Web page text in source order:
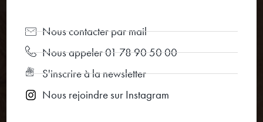
Nous contacter par mail
Nous appeler 01 78 90 50 00
S'inscrire à la newsletter
Nous rejoindre sur Instagram